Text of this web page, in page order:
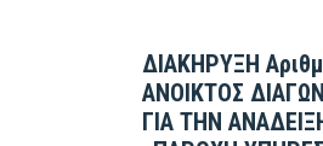
ΔΙΑΚΗΡΥΞΗ
ΑΝΟΙΚΤΟΣ
ΓΙΑ ΤΗΝ